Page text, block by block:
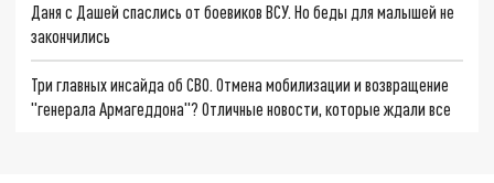
Даня с Дашей спаслись от боевиков ВСУ. Но беды для малышей не
закончились
Три главных инсайда об СВО. Отмена мобилизации и возвращение
"генерала Армагеддона"? Отличные новости, которые ждали все